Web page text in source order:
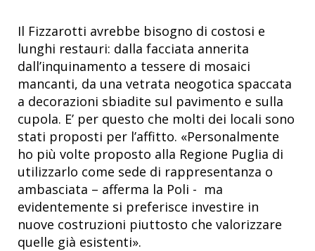
Il Fizzarotti avrebbe bisogno di costosi e
lunghi restauri: dalla facciata annerita
dall’inquinamento a tessere di mosaici
mancanti, da una vetrata neogotica spaccata
a decorazioni sbiadite sul pavimento e sulla
cupola. E’ per questo che molti dei locali sono
stati proposti per l’affitto. «Personalmente
ho più volte proposto alla Regione Puglia di
utilizzarlo come sede di rappresentanza o
ambasciata – afferma la Poli - ma
evidentemente si preferisce investire in
nuove costruzioni piuttosto che valorizzare
quelle già esistenti».